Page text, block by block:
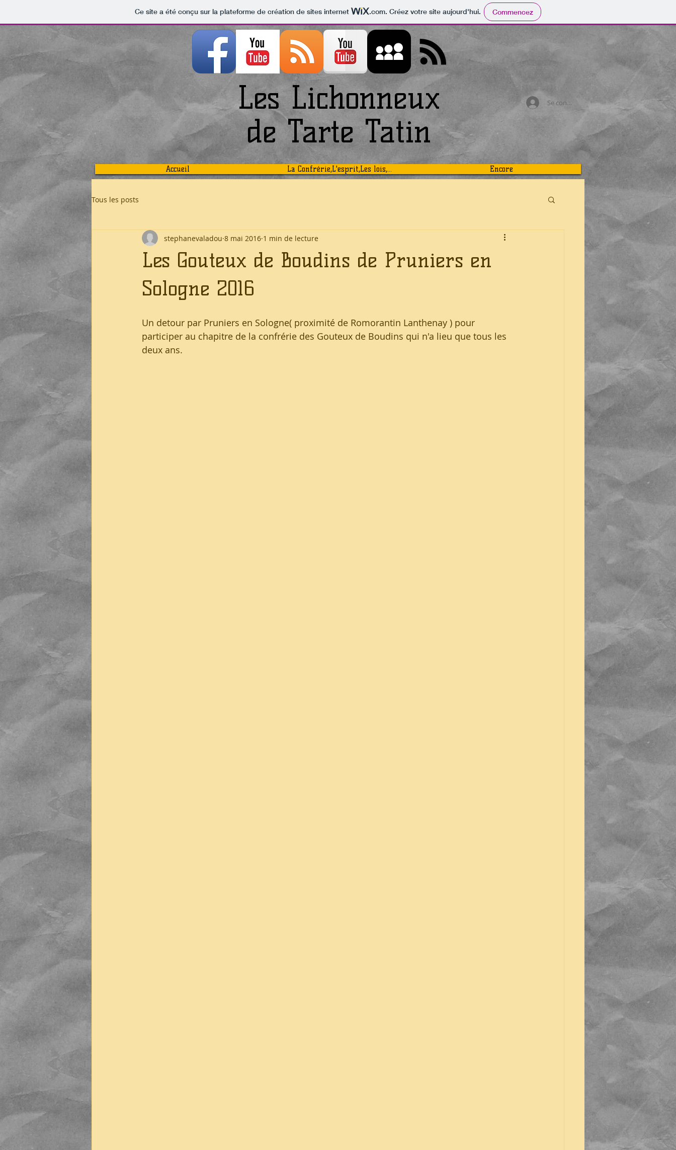
Ce site a été conçu sur la plateforme de création de sites internet .com. Créez votre site aujourd'hui. Commencez
Les Lichonneux
de Tarte Tatin
Se connecter
Accueil La Confrérie,L'esprit,Les lois,... Encore
Tous les posts
Les Gouteux de Boudins de Pruniers en
Sologne 2016
stephanevaladou 8 mai 2016 1 min de lecture
Un detour par Pruniers en Sologne( proximité de Romorantin Lanthenay ) pour
participer au chapitre de la confrérie des Gouteux de Boudins qui n'a lieu que tous les
deux ans.